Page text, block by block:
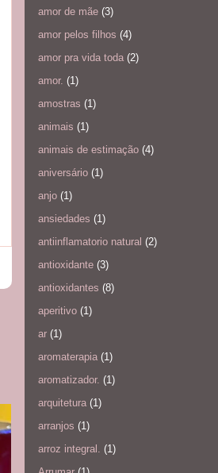
amor de mãe (3)
amor pelos filhos (4)
amor pra vida toda (2)
amor. (1)
amostras (1)
animais (1)
animais de estimação (4)
aniversário (1)
anjo (1)
ansiedades (1)
antiinflamatorio natural (2)
antioxidante (3)
antioxidantes (8)
aperitivo (1)
ar (1)
aromaterapia (1)
aromatizador. (1)
arquitetura (1)
arranjos (1)
arroz integral. (1)